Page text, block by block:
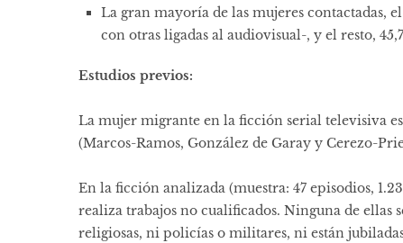
La gran mayoría de las mujeres contactadas,
con otras ligadas al audiovisual-, y el resto,
Estudios previos:
La mujer migrante en la ficción serial televisiva
(Marcos-Ramos, González de Garay y Cerezo-
En la ficción analizada (muestra: 47 episodios,
realiza trabajos no cualificados. Ninguna de ellas
religiosas, ni policías o militares, ni están